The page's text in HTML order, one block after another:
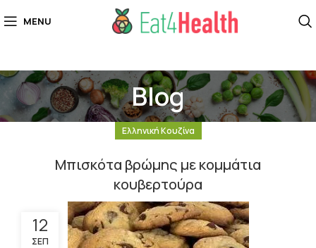
MENU
Blog
Ελληνική Κουζίνα
Μπισκότα βρώμης με κομμάτια
κουβερτούρα
12
ΣΕΠ